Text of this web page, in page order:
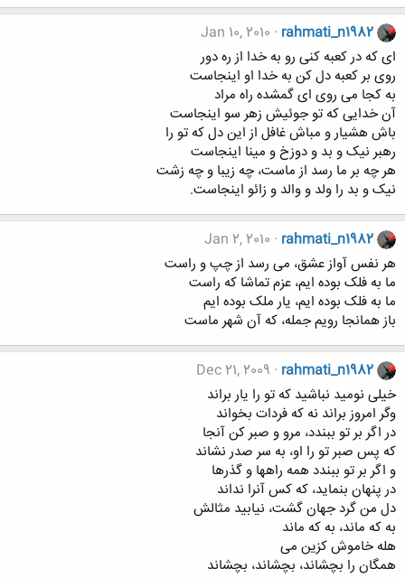
rahmati_n1982
Jan 10, 2010
ای که در کعبه کنی رو به خدا از ره دور
روی بر کعبه دل کن به خدا او اینجاست
به کجا می روی ای گمشده راه مراد
آن خدایی که تو جوئیش زهر سو اینجاست
باش هشیار و مباش غافل از این دل که تو را
رهبر نیک و بد و دوزخ و مینا اینجاست
هر چه بر ما رسد از ماست، چه زیبا و چه زشت
نیک و بد را ولد و والد و زائو اینجاست.
rahmati_n1982
Jan 2, 2010
هر نفس آواز عشق، می رسد از چپ و راست
ما به فلک بوده ایم، عزم تماشا که راست
ما به فلک بوده ایم، یار ملک بوده ایم
باز همانجا رویم جمله، که آن شهر ماست
rahmati_n1982
Dec 21, 2009
خیلی نومید نباشید که تو را یار براند
وگر امروز براند نه که فردات بخواند
در اگر بر تو ببندد، مرو و صبر کن آنجا
که پس صبر تو را او، به سر صدر نشاند
و اگر بر تو ببندد همه راهها و گذرها
در پنهان بنماید، که کس آنرا نداند
دل من گرد جهان گشت، نیابید مثالش
به که ماند، به که ماند
هله خاموش کزین می
همگان را بچشاند، بچشاند، بچشاند